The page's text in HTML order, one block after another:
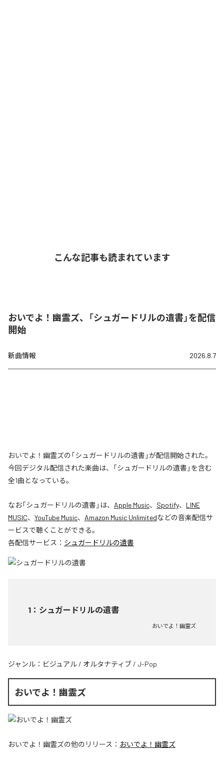
こんな記事も読まれています
おいでよ！幽霊ズ、「シュガードリルの遺書」を配信
開始
新曲情報 2026.8.7
おいでよ！幽霊ズの「シュガードリルの遺書」が配信開始された。
今回デジタル配信された楽曲は、「シュガードリルの遺書」を含む
全1曲となっている。
なお「シュガードリルの遺書 」は、 Apple Music、 Spotify、 LINE
MUSIC、 YouTube Music、 Amazon Music Unlimitedなどの音楽配信サ
ービスで聴くことができる。
各配信サービス： シュガードリルの遺書
1 ： シュガードリルの遺書
おいでよ！幽霊ズ
ジャンル： ビジュアル / オルタナティブ / J-Pop
おいでよ！幽霊ズ
おいでよ！幽霊ズの他のリリース： おいでよ！幽霊ズ